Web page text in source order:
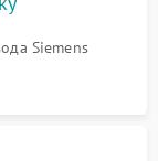
Siemens